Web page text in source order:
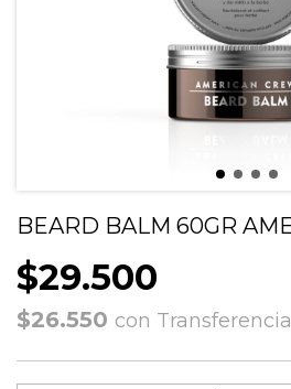
BEARD BALM 60GR
$29.500
$26.550 con